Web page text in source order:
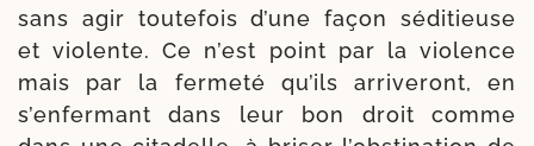
sans agir tou­te­fois d’une façon sédi­tieuse
et vio­lente. Ce n’est point par la vio­lence
mais par la fer­me­té qu’ils arri­ve­ront, en
s’enfermant dans leur bon droit comme